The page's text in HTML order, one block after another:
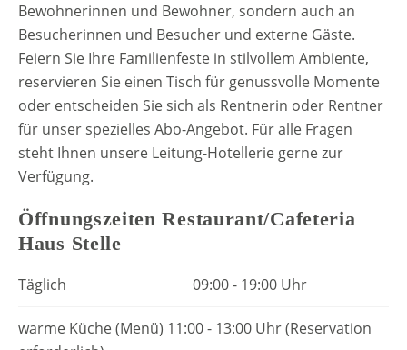
Bewohnerinnen und Bewohner, sondern auch an
Besucherinnen und Besucher und externe Gäste.
Feiern Sie Ihre Familienfeste in stilvollem Ambiente,
reservieren Sie einen Tisch für genussvolle Momente
oder entscheiden Sie sich als Rentnerin oder Rentner
für unser spezielles Abo-Angebot. Für alle Fragen
steht Ihnen unsere Leitung-Hotellerie gerne zur
Verfügung.
Öffnungszeiten Restaurant/Cafeteria
Haus Stelle
Täglich 09:00 - 19:00 Uhr
warme Küche (Menü) 11:00 - 13:00 Uhr (Reservation